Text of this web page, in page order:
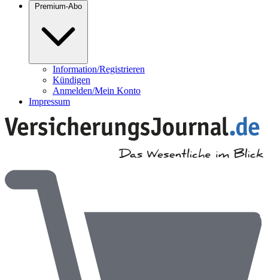
Premium-Abo
Information/Registrieren
Kündigen
Anmelden/Mein Konto
Impressum